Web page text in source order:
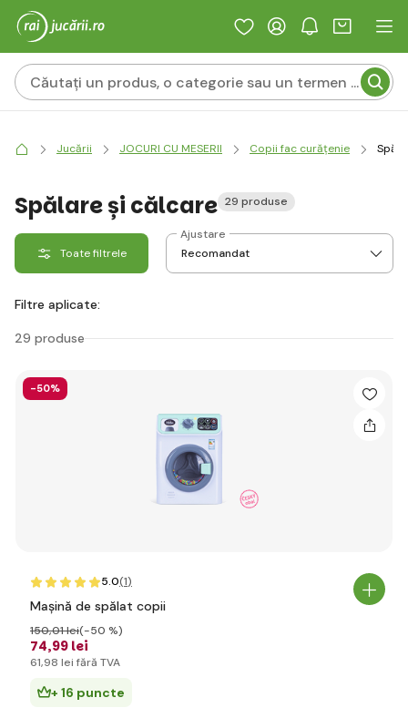
Jucării JOCURI CU MESERII Copii fac curățenie
Spălare și călcare 29 produse
Toate filtrele
Ajustare
Filtre aplicate:
29 produse
-50%
5.0(1)
Mașină de spălat copii
74,99 lei
150,01 lei(-50 %)
61,98 lei fără TVA
+ 16 puncte